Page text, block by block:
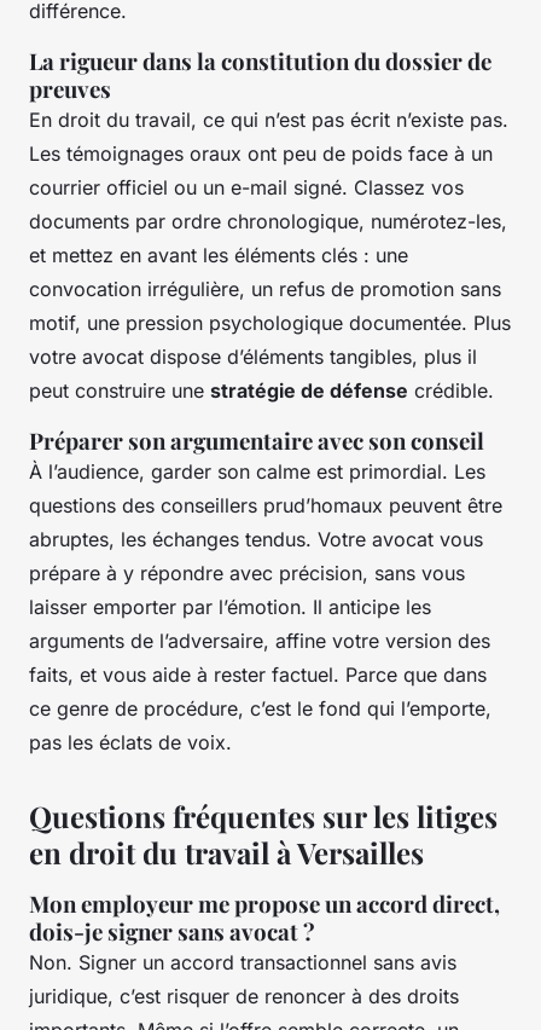
différence.
La rigueur dans la constitution du dossier de
preuves
En droit du travail, ce qui n’est pas écrit n’existe pas.
Les témoignages oraux ont peu de poids face à un
courrier officiel ou un e-mail signé. Classez vos
documents par ordre chronologique, numérotez-les,
et mettez en avant les éléments clés : une
convocation irrégulière, un refus de promotion sans
motif, une pression psychologique documentée. Plus
votre avocat dispose d’éléments tangibles, plus il
peut construire une stratégie de défense crédible.
Préparer son argumentaire avec son conseil
À l’audience, garder son calme est primordial. Les
questions des conseillers prud’homaux peuvent être
abruptes, les échanges tendus. Votre avocat vous
prépare à y répondre avec précision, sans vous
laisser emporter par l’émotion. Il anticipe les
arguments de l’adversaire, affine votre version des
faits, et vous aide à rester factuel. Parce que dans
ce genre de procédure, c’est le fond qui l’emporte,
pas les éclats de voix.
Questions fréquentes sur les litiges
en droit du travail à Versailles
Mon employeur me propose un accord direct,
dois-je signer sans avocat ?
Non. Signer un accord transactionnel sans avis
juridique, c’est risquer de renoncer à des droits